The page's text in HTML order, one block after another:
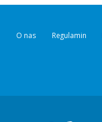
O nas Regulamin